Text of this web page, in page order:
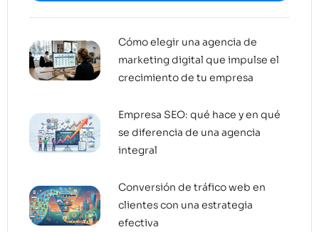
Cómo elegir una agencia de
marketing digital que impulse el
crecimiento de tu empresa
Empresa SEO: qué hace y en qué
se diferencia de una agencia
integral
Conversión de tráfico web en
clientes con una estrategia
efectiva